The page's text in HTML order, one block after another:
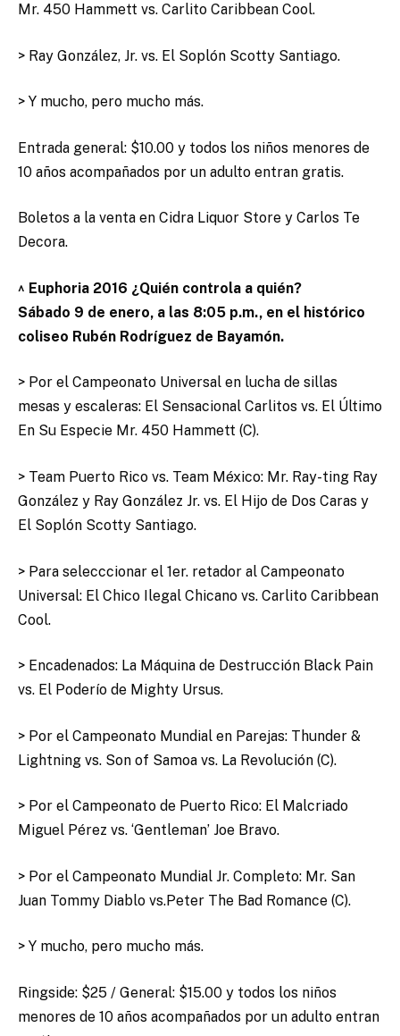
Mr. 450 Hammett vs. Carlito Caribbean Cool.
> Ray González, Jr. vs. El Soplón Scotty Santiago.
> Y mucho, pero mucho más.
Entrada general: $10.00 y todos los niños menores de
10 años acompañados por un adulto entran gratis.
Boletos a la venta en Cidra Liquor Store y Carlos Te
Decora.
^ Euphoria 2016 ¿Quién controla a quién?
Sábado 9 de enero, a las 8:05 p.m., en el histórico
coliseo Rubén Rodríguez de Bayamón.
> Por el Campeonato Universal en lucha de sillas
mesas y escaleras: El Sensacional Carlitos vs. El Último
En Su Especie Mr. 450 Hammett (C).
> Team Puerto Rico vs. Team México: Mr. Ray-ting Ray
González y Ray González Jr. vs. El Hijo de Dos Caras y
El Soplón Scotty Santiago.
> Para selecccionar el 1er. retador al Campeonato
Universal: El Chico Ilegal Chicano vs. Carlito Caribbean
Cool.
> Encadenados: La Máquina de Destrucción Black Pain
vs. El Poderío de Mighty Ursus.
> Por el Campeonato Mundial en Parejas: Thunder &
Lightning vs. Son of Samoa vs. La Revolución (C).
> Por el Campeonato de Puerto Rico: El Malcriado
Miguel Pérez vs. ‘Gentleman’ Joe Bravo.
> Por el Campeonato Mundial Jr. Completo: Mr. San
Juan Tommy Diablo vs.Peter The Bad Romance (C).
> Y mucho, pero mucho más.
Ringside: $25 / General: $15.00 y todos los niños
menores de 10 años acompañados por un adulto entran